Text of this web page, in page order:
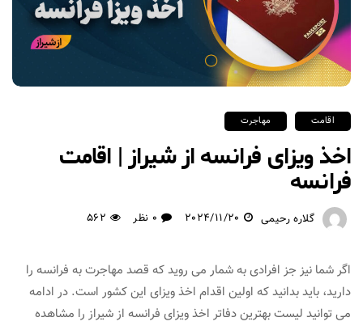
اقامت مهاجرت
اخذ ویزای فرانسه از شیراز | اقامت
فرانسه
گلاره رحیمی 2024/11/20 0 نظر 562
اگر شما نیز جز افرادی به شمار می روید که قصد مهاجرت به فرانسه را
دارید، باید بدانید که اولین اقدام اخذ ویزای این کشور است. در ادامه
می توانید لیست بهترین دفاتر اخذ ویزای فرانسه از شیراز را مشاهده